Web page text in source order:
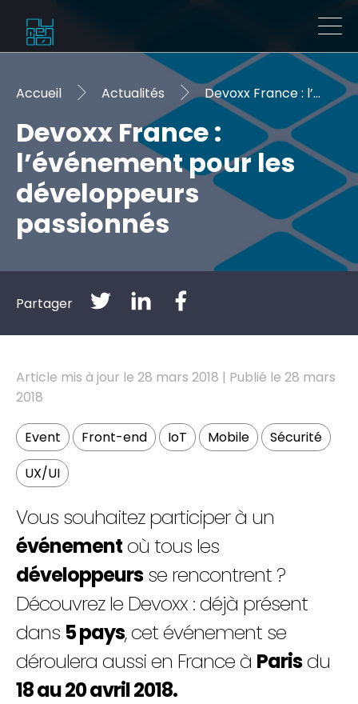
Accueil Actualités Devoxx France : l’événement pour les développeurs passionnés
Devoxx France :
l’événement pour les
développeurs
passionnés
Partager
Article mis à jour le 28 mars 2018 | Publié le 28 mars
2018
Event Front-end IoT Mobile
Sécurité
UX/UI
Vous souhaitez participer à un
événementoù tous les
développeursse rencontrent ?
Découvrez le Devoxx : déjà présent
dans 5 pays, cet événement se
déroulera aussi en France à Parisdu
18 au 20 avril 2018.